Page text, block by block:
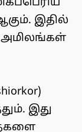
இதில்
அமிலங்கள்
இது